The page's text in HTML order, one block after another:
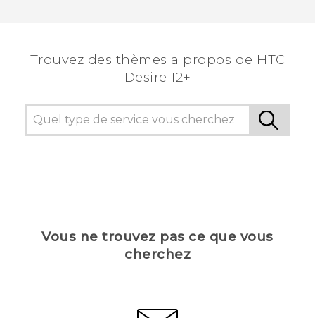
Trouvez des thèmes a propos de HTC
Desire 12+
Vous ne trouvez pas ce que vous
cherchez